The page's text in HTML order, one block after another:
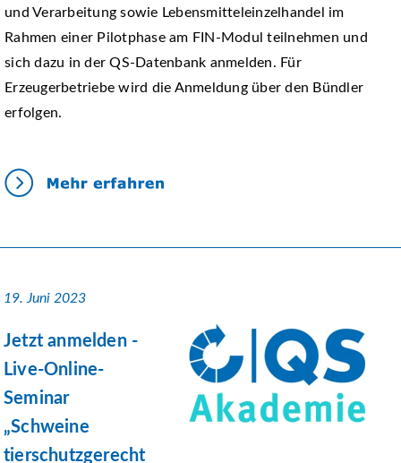
und Verarbeitung sowie Lebensmitteleinzelhandel im
Rahmen einer Pilotphase am FIN-Modul teilnehmen und
sich dazu in der QS-Datenbank anmelden. Für
Erzeugerbetriebe wird die Anmeldung über den Bündler
erfolgen.
19. Juni 2023
Jetzt anmelden -
Live-Online-
Seminar
„Schweine
tierschutzgerecht